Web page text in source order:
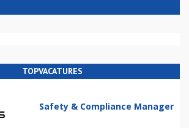
TOPVACATURES
Safety & Compliance Manager